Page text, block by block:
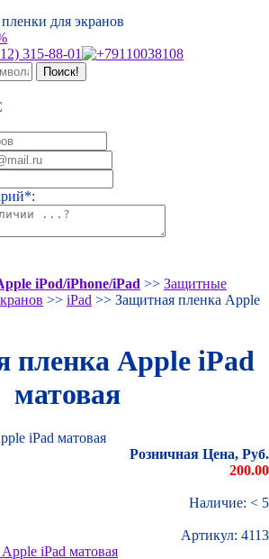
iPod/iPhone/iPad >> Защитные
>> iPad >> Защитная пленка Apple
пленка Apple iPad
матовая
Розничная Цена, Руб.
200.00
Наличие: < 5
Артикул: 4113